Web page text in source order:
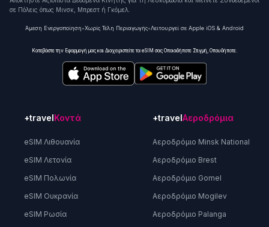
σε Πόλεις όπως Μινσκ, Μπρεστ ή Γκόμελ.
Άμεση Ενεργοποίηση•Χωρίς Τέλη Περιαγωγής•Λειτουργεί σε Apple iOS & Android
Κατεβάστε την Εφαρμογή μας και Διαχειριστείτε τα eSIM σας Οποιαδήποτε Στιγμή, Οπουδήποτε.
+travelΚοντά
eSIM Λιθουανία
eSIM Λετονία
eSIM Πολωνία
eSIM Ουκρανία
eSIM Ρωσία
+travelΑεροδρόμια
Αεροδρόμιο Minsk National
Αεροδρόμιο Brest
Αεροδρόμιο Gomel
Αεροδρόμιο Mogilev
Αεροδρόμιο Palanga